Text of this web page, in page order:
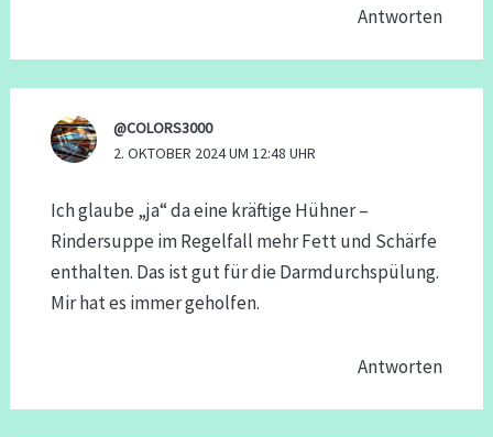
Antworten
@COLORS3000
2. OKTOBER 2024 UM 12:48 UHR
Ich glaube „ja“ da eine kräftige Hühner –
Rindersuppe im Regelfall mehr Fett und Schärfe
enthalten. Das ist gut für die Darmdurchspülung.
Mir hat es immer geholfen.
Antworten